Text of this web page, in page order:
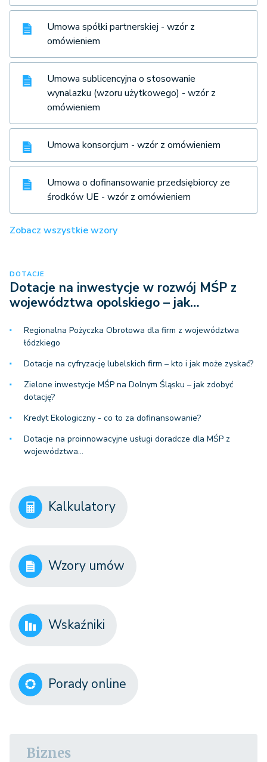
Umowa spółki partnerskiej - wzór z
omówieniem
Umowa sublicencyjna o stosowanie
wynalazku (wzoru użytkowego) - wzór z
omówieniem
Umowa konsorcjum - wzór z omówieniem
Umowa o dofinansowanie przedsiębiorcy ze
środków UE - wzór z omówieniem
Zobacz wszystkie wzory
DOTACJE
Dotacje na inwestycje w rozwój MŚP z
województwa opolskiego – jak…
Regionalna Pożyczka Obrotowa dla firm z województwa
łódzkiego
Dotacje na cyfryzację lubelskich firm – kto i jak może zyskać?
Zielone inwestycje MŚP na Dolnym Śląsku – jak zdobyć
dotację?
Kredyt Ekologiczny - co to za dofinansowanie?
Dotacje na proinnowacyjne usługi doradcze dla MŚP z
województwa…
Kalkulatory
Wzory umów
Wskaźniki
Porady online
Biznes